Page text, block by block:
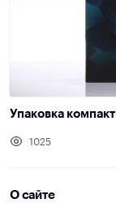
Упаковка
1025
О сайте